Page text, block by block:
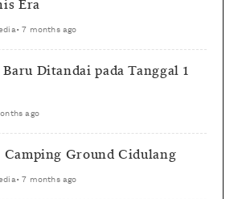
Era
•7 months ago
Ditandai pada Tanggal 1
ago
Camping Ground Cidulang
•7 months ago